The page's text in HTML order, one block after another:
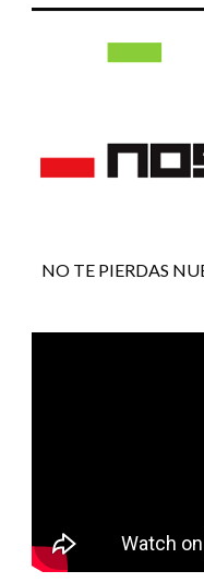
NO TE PIERDAS